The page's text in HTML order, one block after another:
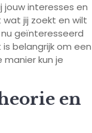
jouw interesses en
jij zoekt en wilt
geïnteresseerd
belangrijk om een
kun je
en